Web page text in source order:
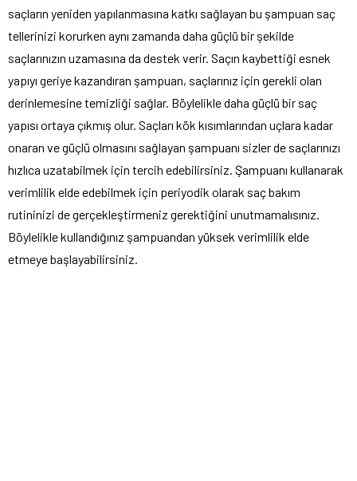
saçların yeniden yapılanmasına katkı sağlayan bu şampuan saç
tellerinizi korurken aynı zamanda daha güçlü bir şekilde
saçlarınızın uzamasına da destek verir. Saçın kaybettiği esnek
yapıyı geriye kazandıran şampuan, saçlarınız için gerekli olan
derinlemesine temizliği sağlar. Böylelikle daha güçlü bir saç
yapısı ortaya çıkmış olur. Saçları kök kısımlarından uçlara kadar
onaran ve güçlü olmasını sağlayan şampuanı sizler de saçlarınızı
hızlıca uzatabilmek için tercih edebilirsiniz. Şampuanı kullanarak
verimlilik elde edebilmek için periyodik olarak saç bakım
rutininizi de gerçekleştirmeniz gerektiğini unutmamalısınız.
Böylelikle kullandığınız şampuandan yüksek verimlilik elde
etmeye başlayabilirsiniz.